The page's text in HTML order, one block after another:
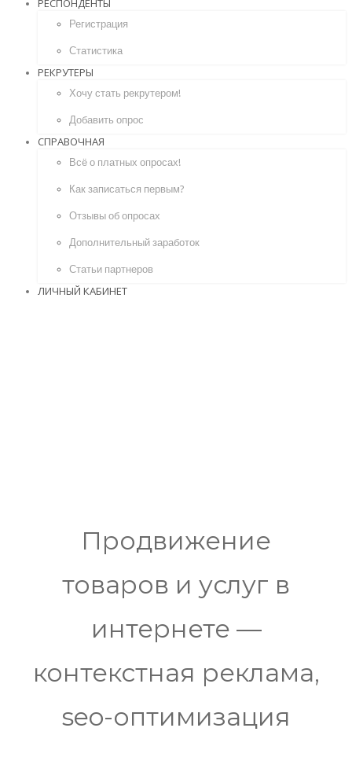
РЕСПОНДЕНТЫ
Регистрация
Статистика
РЕКРУТЕРЫ
Хочу стать рекрутером!
Добавить опрос
СПРАВОЧНАЯ
Всё о платных опросах!
Как записаться первым?
Отзывы об опросах
Дополнительный заработок
Статьи партнеров
ЛИЧНЫЙ КАБИНЕТ
Продвижение
товаров и услуг в
интернете —
контекстная реклама,
seo-оптимизация